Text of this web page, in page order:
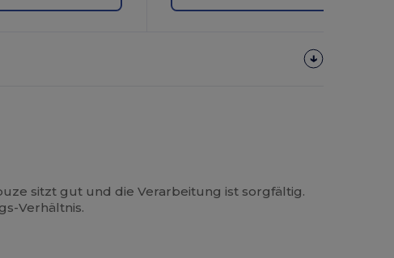
sitzt gut und die Verarbeitung ist sorgfältig.
Verhältnis.